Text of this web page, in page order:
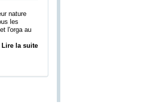
nature
les
l'orga au
Lire la suite